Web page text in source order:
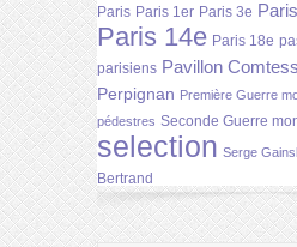
Paris Paris 1er Paris 3e
Paris 14e Paris 18e
parisiens Pavillon
Perpignan Première Guerre
pédestres Seconde Guerre
selection Serge
Bertrand